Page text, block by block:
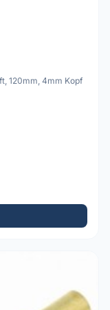
120mm, 4mm Kopf